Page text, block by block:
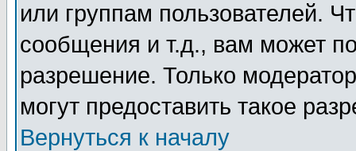
или группам пользователей.
сообщения и т.д., вам может
разрешение. Только
могут предоставить такое
Вернуться к началу